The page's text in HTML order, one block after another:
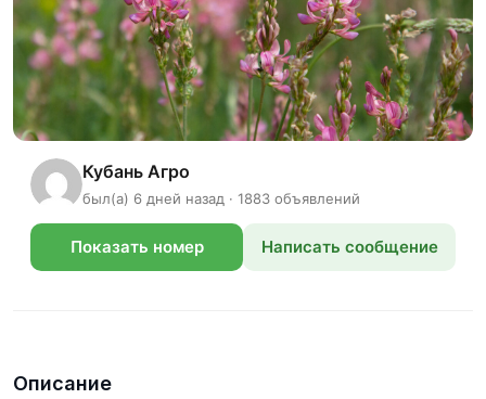
Кубань Агро
был(а) 6 дней назад · 1883 объявлений
Показать номер Написать сообщение
Описание